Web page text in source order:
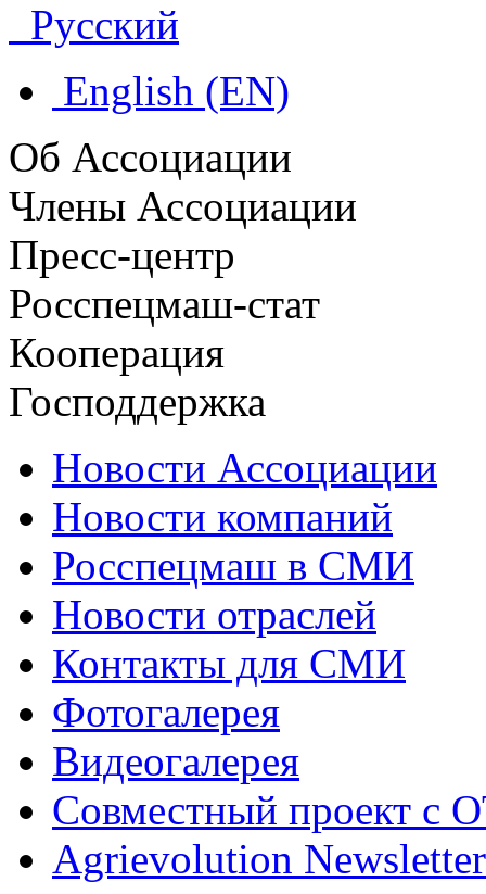
Русский
English (EN)
Об Ассоциации
Члены Ассоциации
Пресс-центр
Росспецмаш-стат
Кооперация
Господдержка
Новости Ассоциации
Новости компаний
Росспецмаш в СМИ
Новости отраслей
Контакты для СМИ
Фотогалерея
Видеогалерея
Совместный проект с
Agrievolution Newsletter